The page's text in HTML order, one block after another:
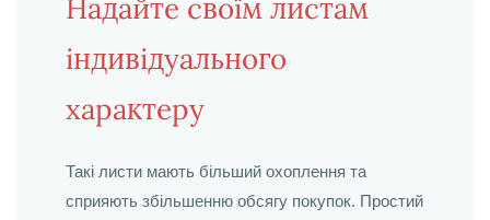
Надайте своїм листам
індивідуального
характеру
Такі листи мають більший охоплення та
сприяють збільшенню обсягу покупок. Простий